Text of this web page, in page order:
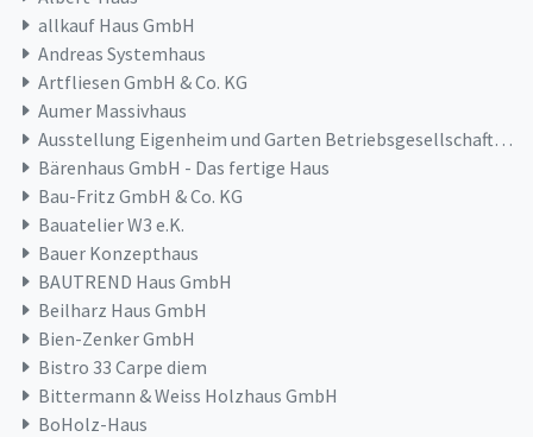
allkauf Haus GmbH
Andreas Systemhaus
Artfliesen GmbH & Co. KG
Aumer Massivhaus
Ausstellung Eigenheim und Garten Betriebsgesellschaft mbH
Bärenhaus GmbH - Das fertige Haus
Bau-Fritz GmbH & Co. KG
Bauatelier W3 e.K.
Bauer Konzepthaus
BAUTREND Haus GmbH
Beilharz Haus GmbH
Bien-Zenker GmbH
Bistro 33 Carpe diem
Bittermann & Weiss Holzhaus GmbH
BoHolz-Haus